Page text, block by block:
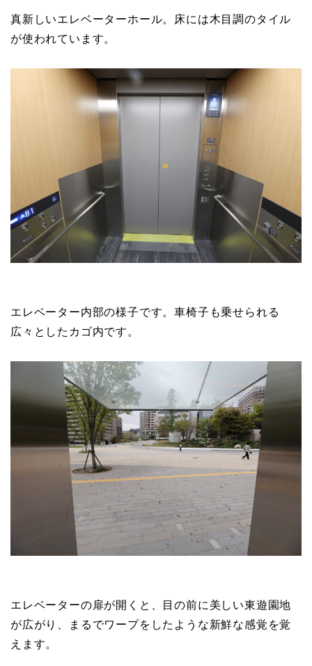
真新しいエレベーターホール。床には木目調のタイル
が使われています。
エレベーター内部の様子です。車椅子も乗せられる
広々としたカゴ内です。
エレベーターの扉が開くと、目の前に美しい東遊園地
が広がり、まるでワープをしたような新鮮な感覚を覚
えます。